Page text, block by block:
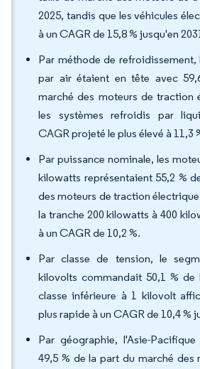
2025, tandis que les véhicules
à un CAGR de 15,8 % jusqu'en
Par méthode de refroidissement,
par air étaient en tête avec
marché des moteurs de traction
les systèmes refroidis par
CAGR projeté le plus élevé à 11,3
Par puissance nominale, les
kilowatts représentaient 55,2 %
des moteurs de traction
la tranche 200 kilowatts à 400
à un CAGR de 10,2 %.
Par classe de tension, le
kilovolts commandait 50,1 %
classe inférieure à 1 kilovolt
plus rapide à un CAGR de 10,4 %
Par géographie, l'Asie-
49,5 % de la part du marché des